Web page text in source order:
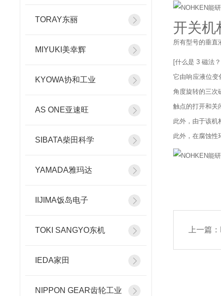
TORAY东丽
MIYUKI美幸辉
KYOWA协和工业
AS ONE亚速旺
SIBATA柴田科学
YAMADA雅玛达
IIJIMA饭岛电子
TOKI SANGYO东机
IEDA家田
NIPPON GEAR齿轮工业
开关机
所有型号的垂直
[什么是 3 磁法？
它由响应液位变
角度旋转的三次
触点的打开和关
此外，由于该机
此外，在腐蚀性
上一篇：